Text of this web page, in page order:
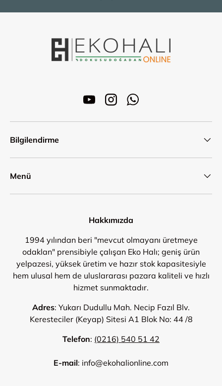
YouTubeInstagramWhatsApp
Bilgilendirme
Menü
Hakkımızda
1994 yılından beri "mevcut olmayanı üretmeye
odaklan" prensibiyle çalışan Eko Halı; geniş ürün
yelpazesi, yüksek üretim ve hazır stok kapasitesiyle
hem ulusal hem de uluslararası pazara kaliteli ve hızlı
hizmet sunmaktadır.
Adres: Yukarı Dudullu Mah. Necip Fazıl Blv.
Keresteciler (Keyap) Sitesi A1 Blok No: 44 /8
Telefon: (0216) 540 51 42
E-mail: info@ekohalionline.com